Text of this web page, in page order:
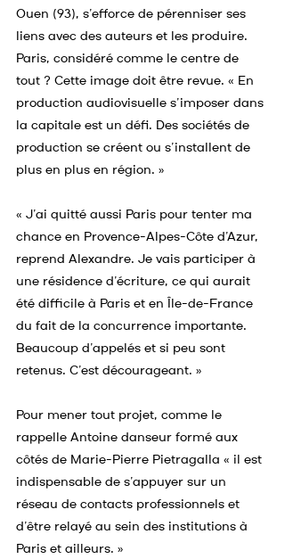
Ouen (93), s’efforce de pérenniser ses
liens avec des auteurs et les produire.
Paris, considéré comme le centre de
tout ? Cette image doit être revue. « En
production audiovisuelle s’imposer dans
la capitale est un défi. Des sociétés de
production se créent ou s’installent de
plus en plus en région. »
« J’ai quitté aussi Paris pour tenter ma
chance en Provence-Alpes-Côte d’Azur,
reprend Alexandre. Je vais participer à
une résidence d’écriture, ce qui aurait
été difficile à Paris et en Île-de-France
du fait de la concurrence importante.
Beaucoup d’appelés et si peu sont
retenus. C’est décourageant. »
Pour mener tout projet, comme le
rappelle Antoine danseur formé aux
côtés de Marie-Pierre Pietragalla « il est
indispensable de s’appuyer sur un
réseau de contacts professionnels et
d’être relayé au sein des institutions à
Paris et ailleurs. »